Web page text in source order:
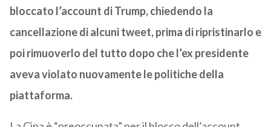
bloccato l’account di Trump, chiedendo la
cancellazione di alcuni tweet, prima di ripristinarlo e
poi rimuoverlo del tutto dopo che l’ex presidente
aveva violato nuovamente le politiche della
piattaforma.